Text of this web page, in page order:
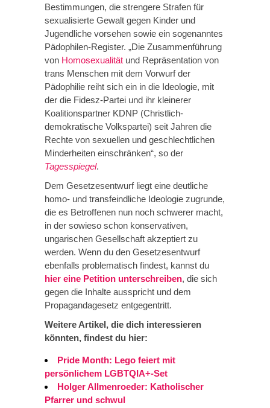
Bestimmungen, die strengere Strafen für
sexualisierte Gewalt gegen Kinder und
Jugendliche vorsehen sowie ein sogenanntes
Pädophilen-Register. „Die Zusammenführung
von Homosexualität und Repräsentation von
trans Menschen mit dem Vorwurf der
Pädophilie reiht sich ein in die Ideologie, mit
der die Fidesz-Partei und ihr kleinerer
Koalitionspartner KDNP (Christlich-
demokratische Volkspartei) seit Jahren die
Rechte von sexuellen und geschlechtlichen
Minderheiten einschränken“, so der
Tagesspiegel.
Dem Gesetzesentwurf liegt eine deutliche
homo- und transfeindliche Ideologie zugrunde,
die es Betroffenen nun noch schwerer macht,
in der sowieso schon konservativen,
ungarischen Gesellschaft akzeptiert zu
werden. Wenn du den Gesetzesentwurf
ebenfalls problematisch findest, kannst du
hier eine Petition unterschreiben, die sich
gegen die Inhalte ausspricht und dem
Propagandagesetz entgegentritt.
Weitere Artikel, die dich interessieren
könnten, findest du hier:
Pride Month: Lego feiert mit
persönlichem LGBTQIA+-Set
Holger Allmenroeder: Katholischer
Pfarrer und schwul